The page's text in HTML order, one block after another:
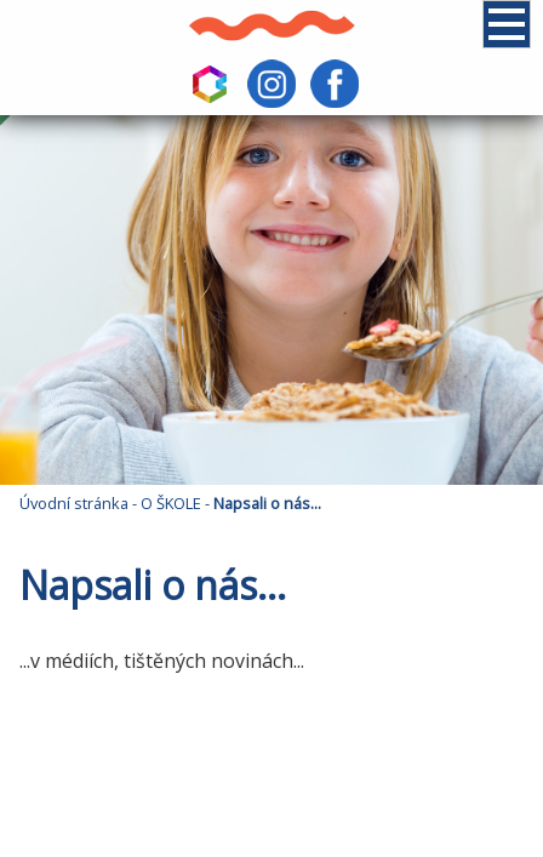
Úvodní stránka - O ŠKOLE -Napsali o nás...
Napsali o nás...
...v médiích, tištěných novinách...